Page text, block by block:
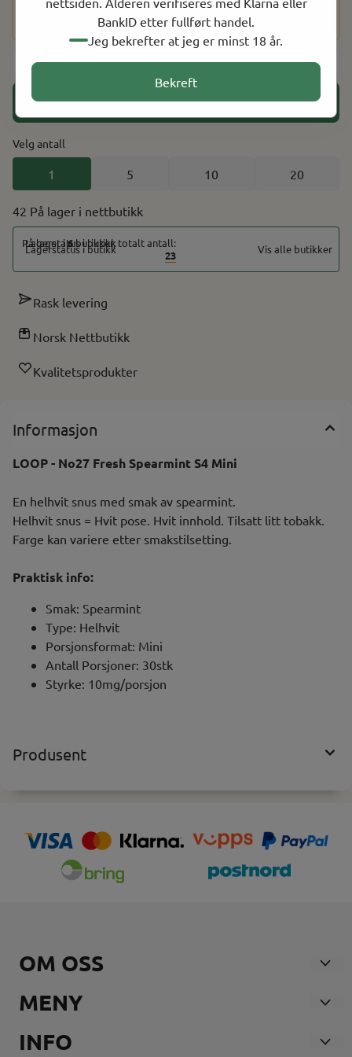
BankID etter fullført handel.
Jeg bekrefter at jeg er minst 18 år.
Bekreft
du har fullført kjøpet, vil du bli bedt om å bekrefte alderen
din ved hjelp av BankID for å fullføre bestillingen.
- +
Legg i handlekurv
Velg antall
1 5 10 20
42 På lager
På lager i6butikker, totalt antall:
23
Vis alle butikker
Rask levering
Norsk Nettbutikk
Kvalitetsprodukter
Informasjon
LOOP - No27 Fresh Spearmint S4 Mini
En helhvit snus med smak av spearmint.
Helhvit snus = Hvit pose. Hvit innhold. Tilsatt litt tobakk.
Farge kan variere etter smakstilsetting.
Praktisk info:
Smak: Spearmint
Type: Helhvit
Porsjonsformat: Mini
Antall Porsjoner: 30stk
Styrke: 10mg/porsjon
Produsent
OM OSS
Nosmoke AS
3170 SEM
MENY
Våre Butikker
INFO